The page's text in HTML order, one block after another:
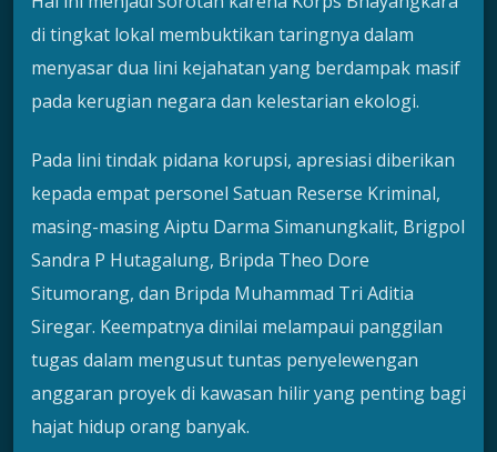
di tingkat lokal membuktikan taringnya dalam
menyasar dua lini kejahatan yang berdampak masif
pada kerugian negara dan kelestarian ekologi.
Pada lini tindak pidana korupsi, apresiasi diberikan
kepada empat personel Satuan Reserse Kriminal,
masing-masing Aiptu Darma Simanungkalit, Brigpol
Sandra P Hutagalung, Bripda Theo Dore
Situmorang, dan Bripda Muhammad Tri Aditia
Siregar. Keempatnya dinilai melampaui panggilan
tugas dalam mengusut tuntas penyelewengan
anggaran proyek di kawasan hilir yang penting bagi
hajat hidup orang banyak.